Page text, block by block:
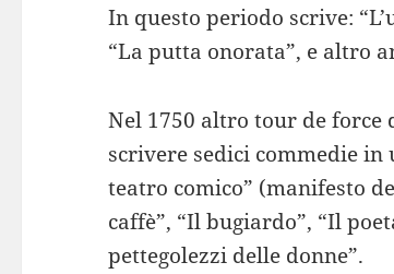
In questo periodo scrive:
“La putta onorata”, e altro
Nel 1750 altro tour de force
scrivere sedici commedie
teatro comico” (manifesto
caffè”, “Il bugiardo”, “Il
pettegolezzi delle donne”.